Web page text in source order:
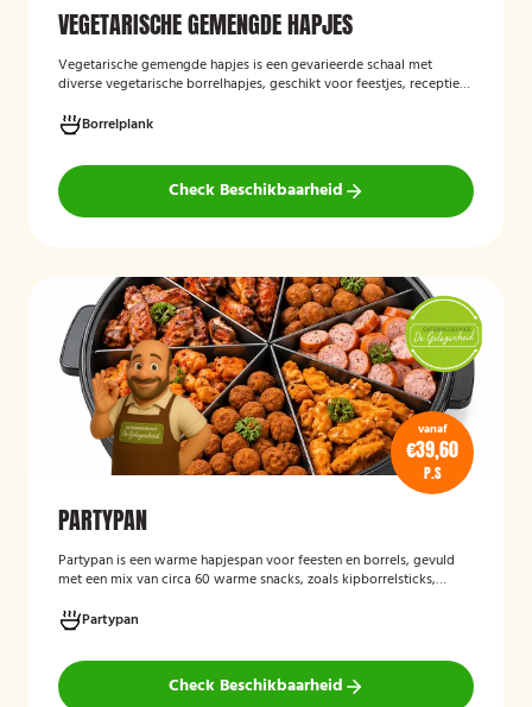
VEGETARISCHE GEMENGDE HAPJES
Vegetarische gemengde hapjes is een gevarieerde schaal met
diverse vegetarische borrelhapjes, geschikt voor feestjes, recepties
smaakvolle vegetarische snacks en biedt een afwisselend
assortiment voor gasten die geen vlees eten.
Borrelplank
Check Beschikbaarheid
vanaf
€39,60
P.S
PARTYPAN
Partypan is een warme hapjespan voor feesten en borrels, gevuld
met een mix van circa 60 warme snacks, zoals kipborrelsticks,
geleverd en hoeft alleen nog verwarmd te worden, waardoor het
een eenvoudige en praktische cateringoplossing is voor
verjaardagen, jubilea, bedrijfsfeesten en andere bijeenkomsten.
Partypan
Check Beschikbaarheid